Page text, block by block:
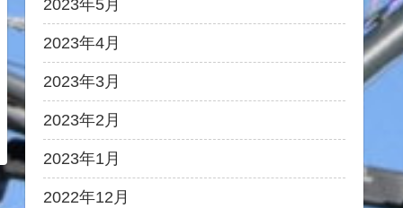
2023年5月
2023年4月
2023年3月
2023年2月
2023年1月
2022年12月